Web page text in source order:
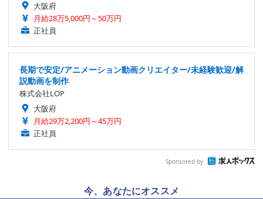
大阪府
月給28万5,000円～50万円
正社員
長期で安定/アニメーション動画クリエイター/未経験歓迎/解
説動画を制作
株式会社LOP
大阪府
月給29万2,200円～45万円
正社員
Sponsored by
今、あなたにオススメ